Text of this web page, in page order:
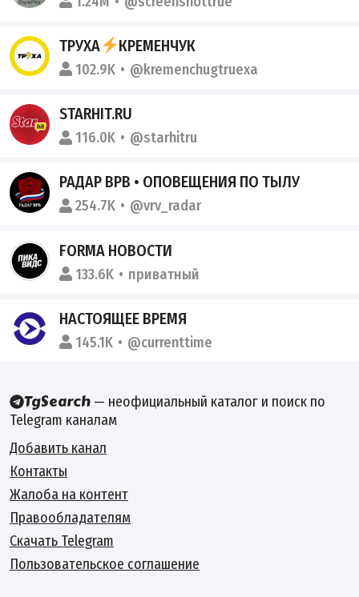
ТРУХА КРЕМЕНЧУК
102.9K @kremenchugtruexa
STARHIT.RU
116.0K @starhitru
РАДАР ВРВ • ОПОВЕЩЕНИЯ ПО ТЫЛУ
254.7K @vrv_radar
FORMA НОВОСТИ
133.6K приватный
НАСТОЯЩЕЕ ВРЕМЯ
145.1K @currenttime
— неофициальный каталог и поиск по
Telegram каналам
Добавить канал
Контакты
Жалоба на контент
Правообладателям
Скачать Telegram
Пользовательское соглашение